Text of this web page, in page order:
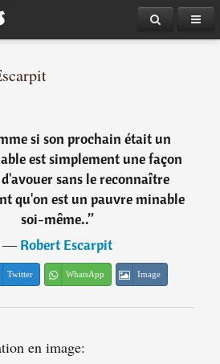
si son prochain était un
est simplement une façon
sans le reconnaître
qu'on est un pauvre minable
soi-même..”
―Robert Escarpit
Twitter WhatsApp Image
en image: